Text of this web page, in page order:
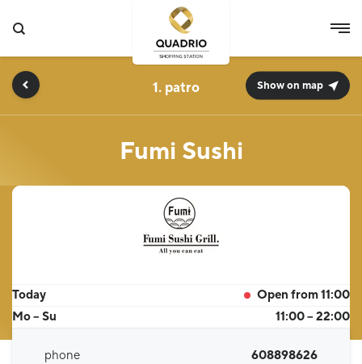
Fumi Sushi
1. Show on map
Today
Open from 11:00
Mo – Su
11:00 – 22:00
phone 608898626